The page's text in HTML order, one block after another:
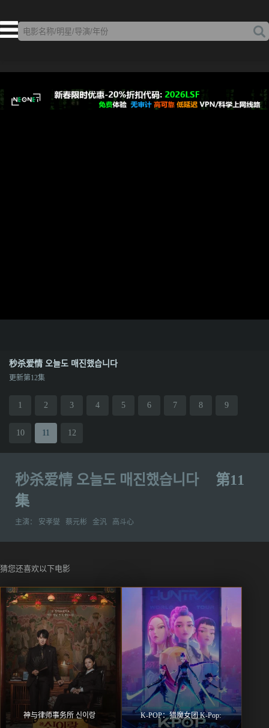
秒杀爱情 오늘도 매진했습니다
更新第12集
1 2 3 4 5 6 7 8 9
10 11 12
秒杀爱情 오늘도 매진했습니다
第11
集
主演： 安孝燮 蔡元彬 金汎 高斗心
猜您还喜欢以下电影
神与律师事务所 신이랑 K-POP：猎魔女团 K-Pop: